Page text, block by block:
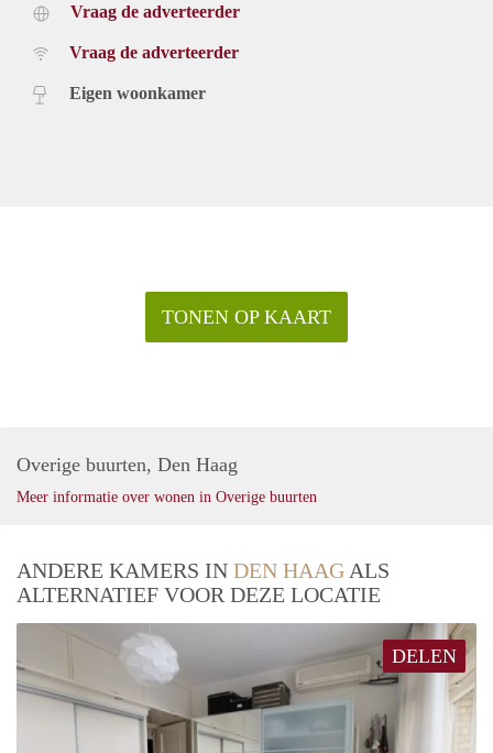
Vraag de adverteerder
Vraag de adverteerder
Eigen woonkamer
TONEN OP KAART
Overige buurten, Den Haag
Meer informatie over wonen in Overige buurten
ANDERE KAMERS IN DEN HAAG ALS
ALTERNATIEF VOOR DEZE LOCATIE
DELEN